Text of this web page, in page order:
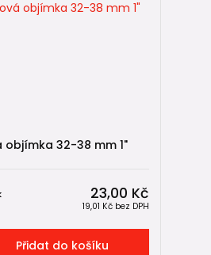
objímka 32-38 mm 1"
23,00 Kč
19,01 Kč bez DPH
Přidat do košíku